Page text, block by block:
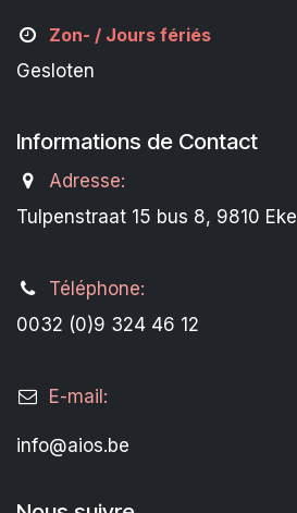
Zon- / Jours fériés
Gesloten
Informations de Contact
Adresse:
Tulpenstraat 15 bus 8, 9810 Eke
Téléphone:
0032 (0)9 324 46 12
E-mail:
info@aios.be